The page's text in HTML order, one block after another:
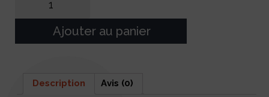
Ajouter au panier
Description Avis (0)